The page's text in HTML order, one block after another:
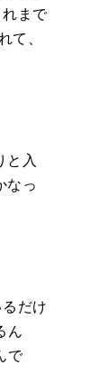
まで
て、
と入
なっ
だけ
ん
で